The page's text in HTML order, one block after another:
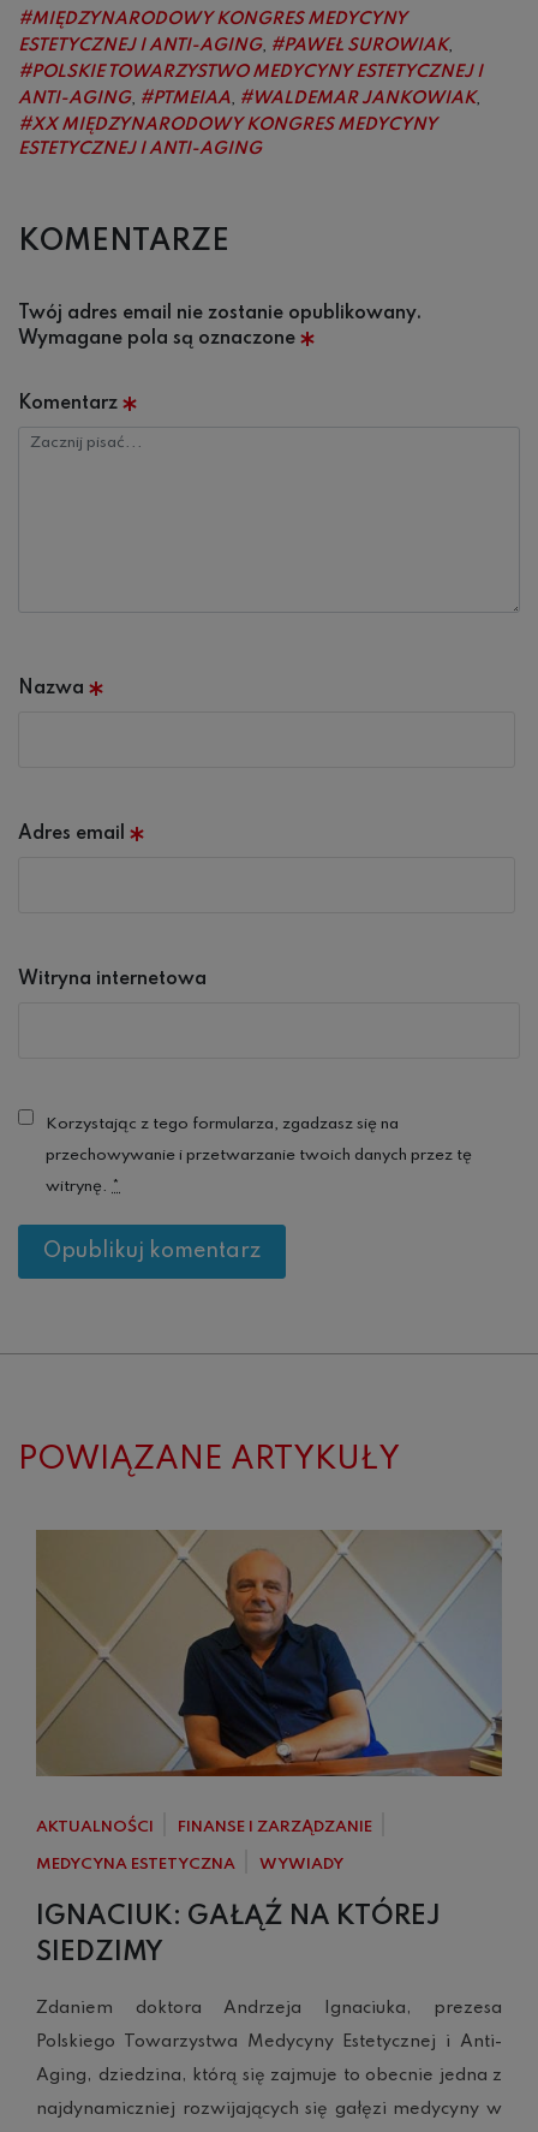
MIĘDZYNARODOWY KONGRES MEDYCYNY
ESTETYCZNEJ I ANTI-AGING, PAWEŁ SUROWIAK
POLSKIE TOWARZYSTWO MEDYCYNY ESTETYCZNEJ I
ANTI-AGING, PTMEIAA WALDEMAR JANKOWIAK
XX MIĘDZYNARODOWY KONGRES MEDYCYNY
ESTETYCZNEJ I ANTI-AGING
KOMENTARZE
Twój adres email nie zostanie opublikowany.
Wymagane pola są oznaczone
Komentarz
Nazwa
Adres email
Witryna internetowa
Korzystając z tego formularza, zgadzasz się na
przechowywanie i przetwarzanie twoich danych przez tę
witrynę.
*
POWIĄZANE ARTYKUŁY
AKTUALNOŚCI FINANSE I ZARZĄDZANIE
MEDYCYNA ESTETYCZNA WYWIADY
IGNACIUK: GAŁĄŹ NA KTÓREJ
SIEDZIMY
Zdaniem doktora Andrzeja Ignaciuka, prezesa
Polskiego Towarzystwa Medycyny Estetycznej i Anti-
Aging, dziedzina, którą się zajmuje to obecnie jedna z
najdynamiczniej rozwijających się gałęzi medycyny w